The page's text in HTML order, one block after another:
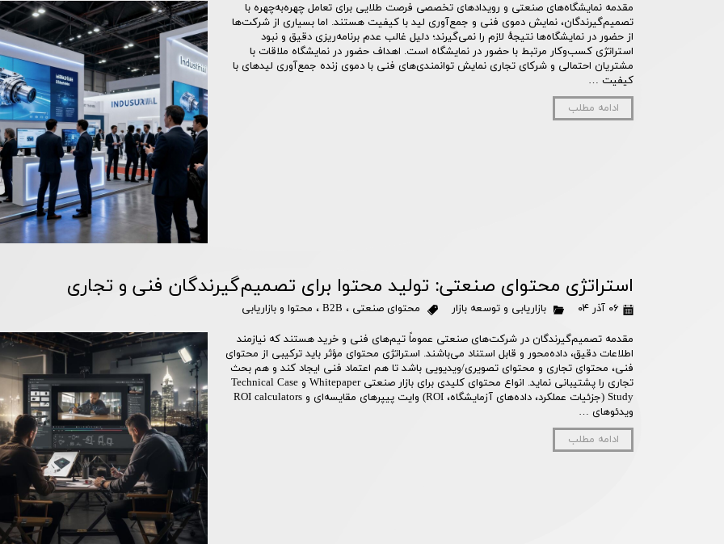
مقدمه نمایشگاه‌های صنعتی و رویدادهای تخصصی فرصت طلایی برای تعامل چهره‌به‌چهره با
تصمیم‌گیرندگان، نمایش دموی فنی و جمع‌آوری لید با کیفیت هستند. اما بسیاری از شرکت‌ها
از حضور در نمایشگاه‌ها نتیجهٔ لازم را نمی‌گیرند؛ دلیل غالب عدم برنامه‌ریزی دقیق و نبود
استراتژی کسب‌وکار مرتبط با حضور در نمایشگاه است. اهداف حضور در نمایشگاه ملاقات با
مشتریان احتمالی و شرکای تجاری نمایش توانمندی‌های فنی با دموی زنده جمع‌آوری لیدهای با
کیفیت …
ادامه مطلب
استراتژی محتوای صنعتی: تولید محتوا برای تصمیم‌گیرندگان فنی و تجاری
۰۶ آذر ۰۴ بازاریابی و توسعه بازار محتوای صنعتی ، B2B ، محتوا و بازاریابی
مقدمه تصمیم‌گیرندگان در شرکت‌های صنعتی عموماً تیم‌های فنی و خرید هستند که نیازمند
اطلاعات دقیق، داده‌محور و قابل استناد می‌باشند. استراتژی محتوای مؤثر باید ترکیبی از محتوای
فنی، محتوای تجاری و محتوای تصویری/ویدیویی باشد تا هم اعتماد فنی ایجاد کند و هم بحث
تجاری را پشتیبانی نماید. انواع محتوای کلیدی برای بازار صنعتی Whitepaper و Technical Case
Study (جزئیات عملکرد، داده‌های آزمایشگاه، ROI) وایت پیپرهای مقایسه‌ای و ROI calculators
ویدئوهای …
ادامه مطلب